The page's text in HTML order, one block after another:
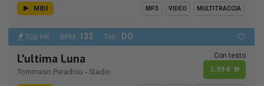
MIDI MP3 VIDEO MULTITRACCIA
Top Hit BPM: 132 Ton.: DO
L'ultima Luna
Tommaso Paradiso - Stadio
Con testo
2,99 €